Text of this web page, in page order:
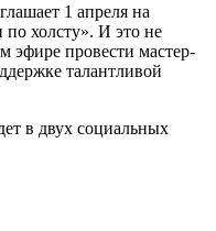
1 апреля на
холсту». И это не
эфире провести мастер-
талантливой
в двух социальных